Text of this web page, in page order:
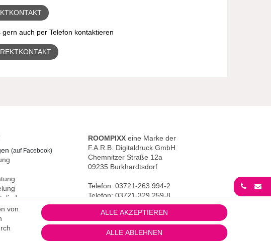
gern auch per Telefon kontaktieren
(auf Facebook)
ROOMPIXXeine Marke der
F.A.R.B. Digitaldruck GmbH
Chemnitzer Straße 12a
09235 Burkhardtsdorf
Telefon: 03721-263 994-2
Telefon: 03721-329 259-8
Telefax: 03721-263 994-3
E-Mail: info@roompixx.com
von
ALLE AKZEPTIEREN
ALLE ABLEHNEN